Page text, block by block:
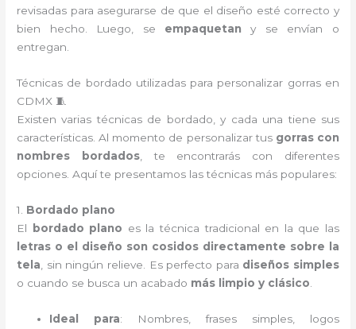
revisadas para asegurarse de que el diseño esté correcto y
bien hecho. Luego, se empaquetan y se envían o
entregan.
Técnicas de bordado utilizadas para personalizar gorras en
CDMX 🧵
Existen varias técnicas de bordado, y cada una tiene sus
características. Al momento de personalizar tus gorras con
nombres bordados, te encontrarás con diferentes
opciones. Aquí te presentamos las técnicas más populares:
1. Bordado plano
El
bordado plano es la técnica tradicional en la que las
letras o el diseño son cosidos directamente sobre la
tela , sin ningún relieve. Es perfecto para diseños simples
o cuando se busca un acabado más limpio y clásico
Ideal para: Nombres, frases simples, logos